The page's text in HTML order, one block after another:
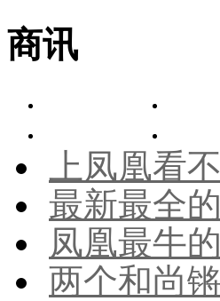
商讯
上凤凰看
最新最全
凤凰最牛
两个和尚